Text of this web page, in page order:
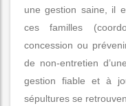
une gestion saine, il
ces familles
concession ou
de non-entretien
gestion fiable et à
sépultures se